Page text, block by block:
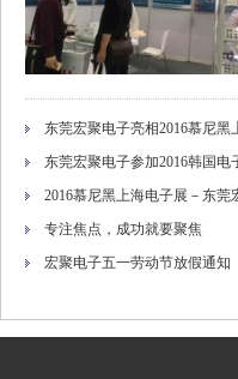
东莞宏聚电子亮相2016慕尼黑
东莞宏聚电子参加2016韩国电
2016慕尼黑上海电子展－东莞
专注焦点，成功就要聚焦
宏聚电子五一劳动节放假通知